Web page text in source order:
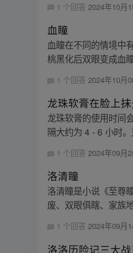
1 个回答 2024年10月
血瞳
血瞳在不同的情境中
桃黑化后双眼变成血
1 个回答2024年10月
龙珠软膏在脸上
龙珠软膏的使用时间
隔大约为 4 - 6 小时
1 个回答2024年09月
洛清瞳
洛清瞳是小说《至尊
废、双眼俱瞎、家族
1 个回答2024年09月
洛洛历险记三大战